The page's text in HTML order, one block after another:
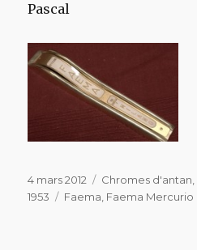
Pascal
Publié
le
4 mars 2012 Catégories
Chromes d'antan
1953
Étiquettes
Faema Faema Mercurio